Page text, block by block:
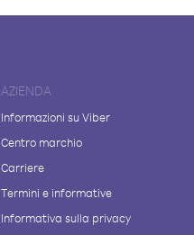
AZIENDA
Informazioni su Viber
Centro marchio
Carriere
Termini e informative
Informativa sulla privacy